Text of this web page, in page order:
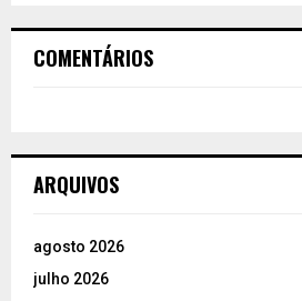
COMENTÁRIOS
ARQUIVOS
agosto 2026
julho 2026